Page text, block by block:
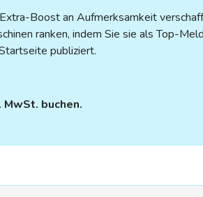
Boost an Aufmerksamkeit
ranken, indem Sie sie als Top-
publiziert.
buchen.